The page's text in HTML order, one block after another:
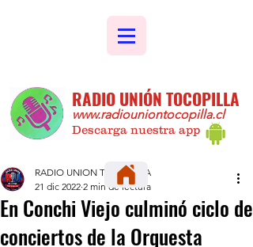
RADIO UNIÓN TOCOPILLA
www.radiouniontocopilla.cl
Descarga nuestra app
En Conchi Viejo culminó ciclo de
conciertos de la Orquesta
RADIO UNION TOCOPILLA
21 dic 2022 2 min de lectura